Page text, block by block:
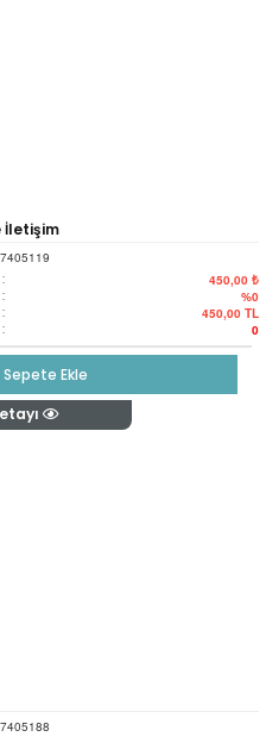
İletişim
: 450,00 ₺
: %0
: 450,00 TL
: 0
Sepete Ekle